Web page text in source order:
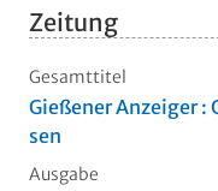
Zeitung
Gesamttitel
Gießener Anzeiger :
sen
Ausgabe